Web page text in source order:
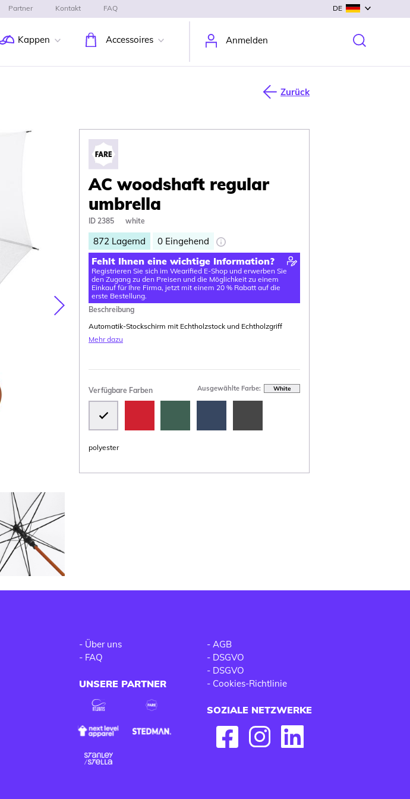
Kappen Accessoires Anmelden
Partner Kontakt FAQ DE
Zurück
Nasledujúca
AC woodshaft regular
umbrella
ID 2385 white
872 Lagernd 0 Eingehend
Fehlt Ihnen eine wichtige Information?
Registrieren Sie sich im Wearified E-Shop und erwerben Sie
den Zugang zu den Preisen und die Möglichkeit zu einem
Einkauf für Ihre Firma, jetzt mit einem 20 % Rabatt auf die
erste Bestellung.
Beschreibung
Automatik-Stockschirm mit Echtholzstock und Echtholzgriff
Mehr dazu
Verfügbare Farben Ausgewählte Farbe: White
polyester
- Über uns
- FAQ
UNSERE PARTNER
- AGB
- DSGVO
- DSGVO
- Cookies-Richtlinie
SOZIALE NETZWERKE